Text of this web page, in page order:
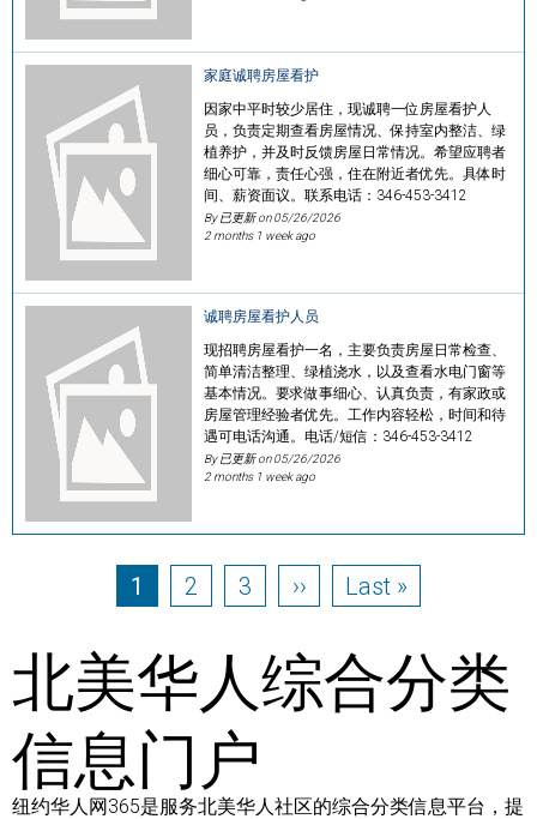
家庭诚聘房屋看护
因家中平时较少居住，现诚聘一位房屋看护人
员，负责定期查看房屋情况、保持室内整洁、绿
植养护，并及时反馈房屋日常情况。希望应聘者
细心可靠，责任心强，住在附近者优先。具体时
间、薪资面议。联系电话：346-453-3412
By 已更新 on05/26/2026
2 months 1 week ago
诚聘房屋看护人员
现招聘房屋看护一名，主要负责房屋日常检查、
简单清洁整理、绿植浇水，以及查看水电门窗等
基本情况。要求做事细心、认真负责，有家政或
房屋管理经验者优先。工作内容轻松，时间和待
遇可电话沟通。电话/短信：346-453-3412
By 已更新 on05/26/2026
2 months 1 week ago
PaginationPage
1 Page
2 Page
3 Next page
›› Last page
Last »
北美华人综合分类
信息门户
纽约华人网365是服务北美华人社区的综合分类信息平台，提